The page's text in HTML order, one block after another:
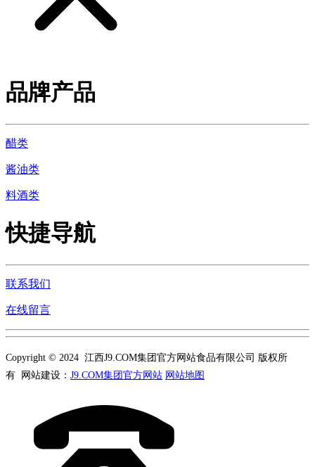
品牌产品
醋类
酱油类
料酒类
快捷导航
联系我们
在线留言
Copyright © 2024 江西J9.COM集团官方网站食品有限公司 版权所
有 网站建设： J9.COM集团官方网站 网站地图